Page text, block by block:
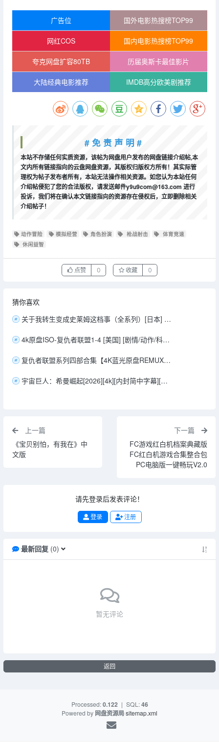
广告位 国外电影热搜榜TOP99
网红COS 国内电影热搜榜TOP99
夸克网盘扩容80TB 历届奥斯卡最佳影片
大陆经典电影推荐 IMDB高分欧美剧推荐
# 免 责 声 明 #
本站不存储任何实质资源，该帖为网盘用户发布的网盘链接介绍帖,本
文内所有链接指向的云盘网盘资源，其版权归版权方所有！其实际管
理权为帖子发布者所有，本站无法操作相关资源。如您认为本站任何
介绍帖侵犯了您的合法版权，请发送邮件y9u9com@163.com 进行
投诉，我们将在确认本文链接指向的资源存在侵权后，立即删除相关
介绍帖子！
动作冒险 模拟经营 角色扮演 枪战射击
体育竞速
休闲益智
点赞 0 收藏 0
猜你喜欢
关于我转生变成史莱姆这档事（全系列）[日本] [动画/奇幻/冒险] 日语8.2分
4k原盘ISO-复仇者联盟1-4 [美国] [剧情/动作/科幻/奇幻/冒险] 240G
复仇者联盟系列四部合集【4K蓝光原盘REMUX典藏版 杜比视界+国英多音轨+特效中文字幕】245G
宇宙巨人：希曼崛起[2026][4k][内封简中字幕][27.3G][动作/科幻]
上一篇
《宝贝别怕，有我在》中
文版
下一篇
FC游戏红白机档案典藏版
FC红白机游戏合集整合包
PC电脑版一键畅玩V2.0
请先登录后发表评论！
登录 注册
最新回复(0)
暂无评论
返回
Processed:0.122 | SQL:46
Powered by 网盘资源局sitemap.xml